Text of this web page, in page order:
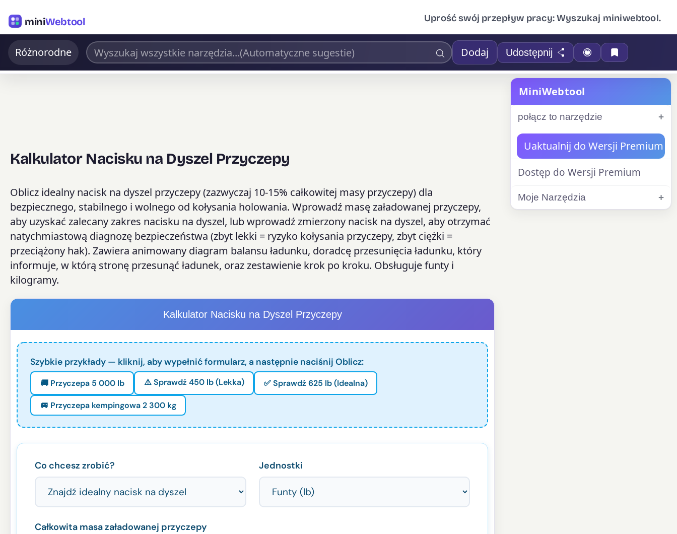
miniWebtool Uprość swój przepływ pracy: Wyszukaj miniwebtool.
Różnorodne Dodaj Udostępnij
Kalkulator Nacisku na Dyszel Przyczepy
Oblicz idealny nacisk na dyszel przyczepy (zazwyczaj 10-15% całkowitej masy przyczepy) dla
bezpiecznego, stabilnego i wolnego od kołysania holowania. Wprowadź masę załadowanej przyczepy,
aby uzyskać zalecany zakres nacisku na dyszel, lub wprowadź zmierzony nacisk na dyszel, aby otrzymać
natychmiastową diagnozę bezpieczeństwa (zbyt lekki = ryzyko kołysania przyczepy, zbyt ciężki =
przeciążony hak). Zawiera animowany diagram balansu ładunku, doradcę przesunięcia ładunku, który
informuje, w którą stronę przesunąć ładunek, oraz zestawienie krok po kroku. Obsługuje funty i
kilogramy.
Kalkulator Nacisku na Dyszel Przyczepy
Szybkie przykłady — kliknij, aby wypełnić formularz, a następnie naciśnij Oblicz:
🚚 Przyczepa 5 000 lb ⚠️ Sprawdź 450 lb (Lekka) ✅ Sprawdź 625 lb (Idealna)
🚐 Przyczepa kempingowa 2 300 kg
Co chcesz zrobić? Jednostki
Całkowita masa załadowanej przyczepy
MiniWebtool
połącz to narzędzie
Uaktualnij do Wersji Premium
Dostęp do Wersji Premium
Moje Narzędzia